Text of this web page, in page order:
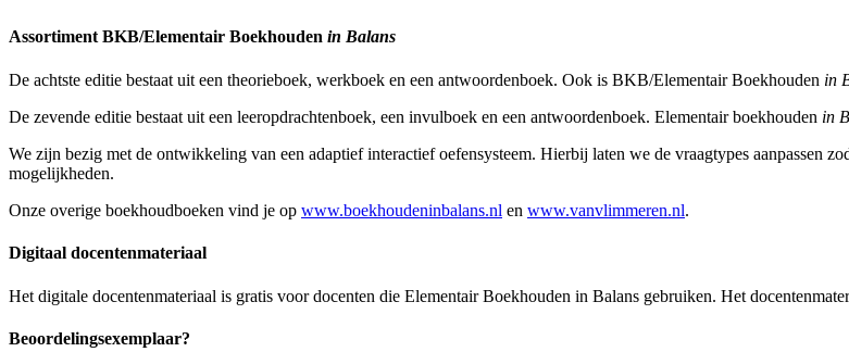
Assortiment BKB/Elementair Boekhouden in Balans
De achtste editie bestaat uit een theorieboek, werkboek en een antwoordenboek. Ook is BKB/Elementair Boekhouden in
De zevende editie bestaat uit een leeropdrachtenboek, een invulboek en een antwoordenboek. Elementair boekhouden in
We zijn bezig met de ontwikkeling van een adaptief interactief oefensysteem. Hierbij laten we de vraagtypes aanpassen
mogelijkheden.
Onze overige boekhoudboeken vind je op www.boekhoudeninbalans.nl en www.vanvlimmeren.nl.
Digitaal docentenmateriaal
Het digitale docentenmateriaal is gratis voor docenten die Elementair Boekhouden in Balans gebruiken. Het
Beoordelingsexemplaar?